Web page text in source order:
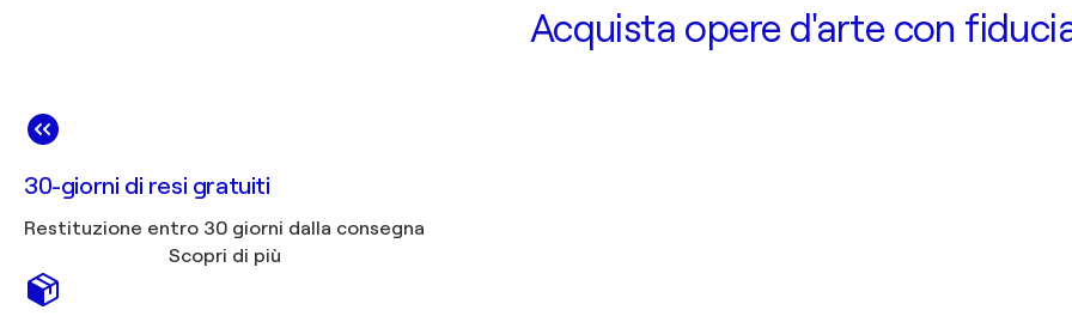
Acquista opere d'arte con
30-giorni di resi gratuiti
Restituzione entro 30 giorni dalla consegna
Scopri di più